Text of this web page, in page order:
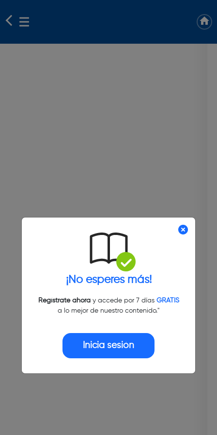
¡No esperes más!
Regístrate ahoray accede por 7 días GRATIS
a lo mejor de nuestro contenido."
Inicia sesión